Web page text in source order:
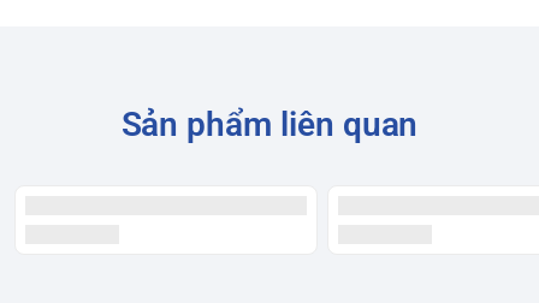
Sản phẩm liên quan